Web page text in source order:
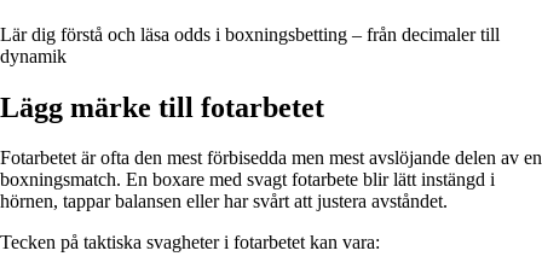
Lär dig förstå och läsa odds i boxningsbetting – från decimaler till
dynamik
Lägg märke till fotarbetet
Fotarbetet är ofta den mest förbisedda men mest avslöjande delen av en
boxningsmatch. En boxare med svagt fotarbete blir lätt instängd i
hörnen, tappar balansen eller har svårt att justera avståndet.
Tecken på taktiska svagheter i fotarbetet kan vara: